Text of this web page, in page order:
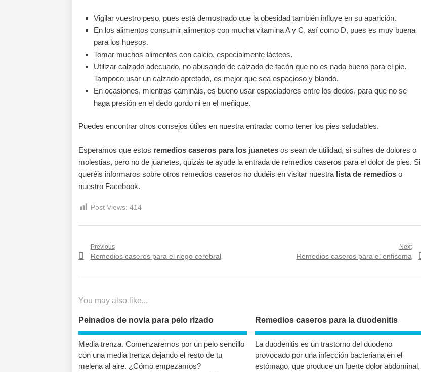
Vigilar vuestro peso, pues está demostrado que la obesidad también influye en su aparición.
En los alimentos consumir alimentos con mucha vitamina A y C, así como D, pues es muy buena
para los huesos.
Tomar muchos alimentos con calcio, especialmente lácteos.
Utilizar calzado adecuado, no abusando de calzado de tacón que no es nada bueno para el pie.
Tampoco usar un calzado apretado, es mejor que sea espacioso y blando.
En ocasiones, mientras camináis, es bueno usar espaciadores entre los dedos, para que no se
haga presión en el dedo gordo ni en el meñique.
Puedes encontrar otros consejos útiles en nuestra entrada: como tener los pies saludables.
Esperamos que estos remedios caseros para los juanetesos sean de utilidad, si sufres de dolores o
molestias, pero no de juanetes, quizás te ayude la entrada de remedios caseros para el dolor de pies. Si
queréis informaros sobre otros remedios caseros no dudéis en visitar nuestra lista de remedioso
nuestro Facebook.
Post Views: 414
Navegación
Previous
Previous
Remedios caseros para el riego cerebral
Next
Next
Remedios caseros para el enfisema
You may also like...
Peinados de novia para pelo rizado
Media trenza. Comenzaremos por un pelo sencillo
con una media trenza dejando el resto de tu
melena al aire. ¿Cómo empezamos?
Remedios caseros para la duodenitis
La duodenitis es un trastorno del duodeno
provocado por una infección bacteriana en el
estómago, que produce un fuerte dolor abdominal,